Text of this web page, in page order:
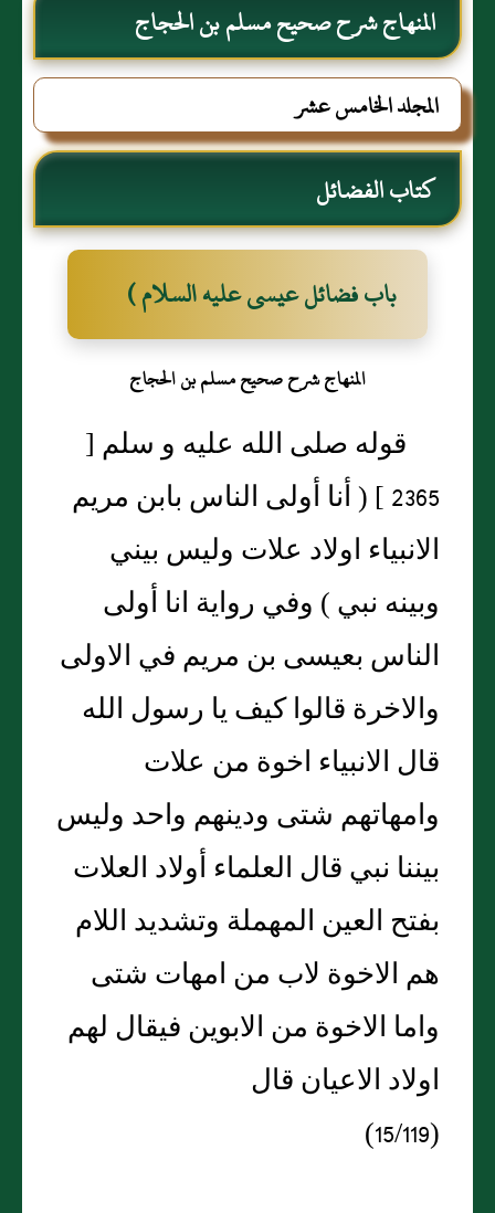
المنهاج شرح صحيح مسلم بن الحجاج
المجلد الخامس عشر
كتاب الفضائل
باب فضائل عيسى عليه السلام )
المنهاج شرح صحيح مسلم بن الحجاج
قوله صلى الله عليه و سلم [
2365 ] ( أنا أولى الناس بابن مريم
الانبياء اولاد علات وليس بيني
وبينه نبي ) وفي رواية انا أولى
الناس بعيسى بن مريم في الاولى
والاخرة قالوا كيف يا رسول الله
قال الانبياء اخوة من علات
وامهاتهم شتى ودينهم واحد وليس
بيننا نبي قال العلماء أولاد العلات
بفتح العين المهملة وتشديد اللام
هم الاخوة لاب من امهات شتى
واما الاخوة من الابوين فيقال لهم
اولاد الاعيان قال
(15/119)